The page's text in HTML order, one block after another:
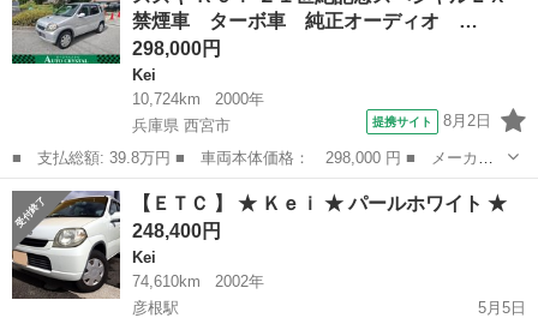
フオクとかで探すと安く手に...禁煙車 ターボ車 純正オーディオ …
298,000円
Kei
10,724km
2000年
兵庫県 西宮市
提携サイト 8月2日
■ 支払総額: 39.8万円 ■ 車両本体価格： 298,000 円 ■ メーカー
名： スズキ ■ 車種名： Ｋｅｉ ■ グレード名： ２１世紀記念
スペシャルＥＸ 禁煙車 ターボ車 純正オーディオ エアコン パ
ワーウインド...
兵庫 西宮市
【ＥＴＣ 】 ★ Ｋｅｉ ★ パールホワイト ★
248,400円
Kei
74,610km
2002年
彦根駅
5月5日